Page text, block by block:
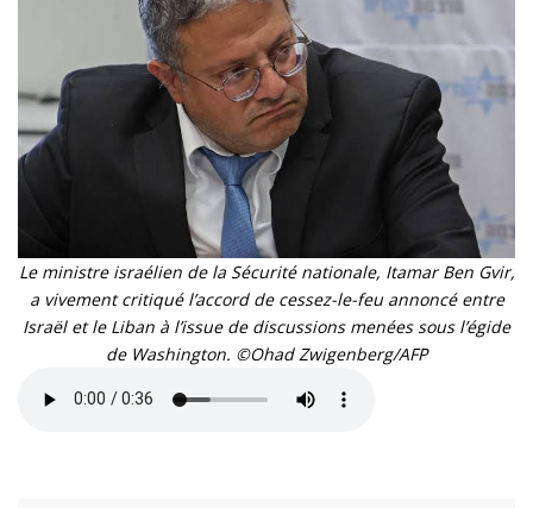
Le ministre israélien de la Sécurité nationale, Itamar Ben Gvir,
a vivement critiqué l’accord de cessez-le-feu annoncé entre
Israël et le Liban à l’issue de discussions menées sous l’égide
de Washington. ©Ohad Zwigenberg/AFP